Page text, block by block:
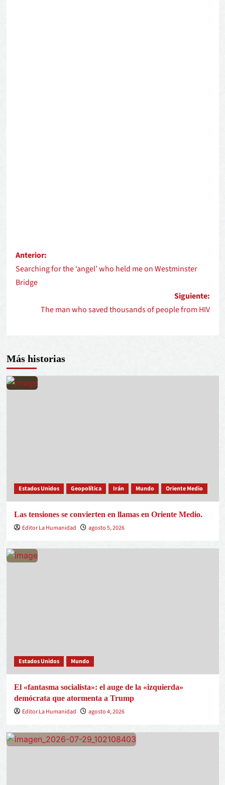
Anterior:
Searching for the ‘angel’ who held me on Westminster
Bridge
Siguiente:
The man who saved thousands of people from HIV
Más historias
Estados Unidos Geopolítica Irán Mundo Oriente Medio
Las tensiones se convierten en llamas en Oriente Medio.
Editor La Humanidad
agosto 5, 2026
Estados Unidos Mundo
El «fantasma socialista»: el auge de la «izquierda»
demócrata que atormenta a Trump
Editor La Humanidad
agosto 4, 2026